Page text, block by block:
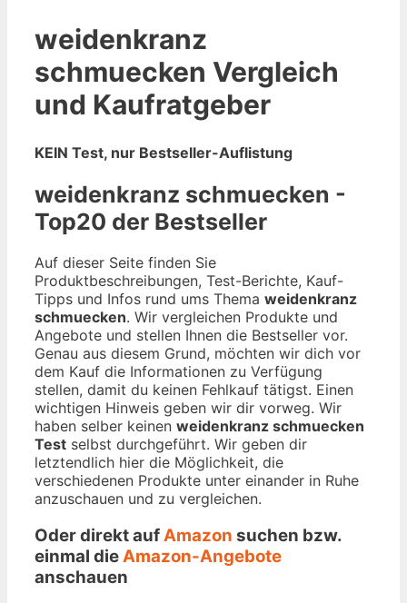
weidenkranz
schmuecken Vergleich
und Kaufratgeber
KEIN Test, nur Bestseller-Auflistung
weidenkranz schmuecken -
Top20 der Bestseller
Auf dieser Seite finden Sie
Produktbeschreibungen, Test-Berichte, Kauf-
Tipps und Infos rund ums Thema weidenkranz
schmuecken. Wir vergleichen Produkte und
Angebote und stellen Ihnen die Bestseller vor.
Genau aus diesem Grund, möchten wir dich vor
dem Kauf die Informationen zu Verfügung
stellen, damit du keinen Fehlkauf tätigst. Einen
wichtigen Hinweis geben wir dir vorweg. Wir
haben selber keinen weidenkranz schmuecken
Test selbst durchgeführt. Wir geben dir
letztendlich hier die Möglichkeit, die
verschiedenen Produkte unter einander in Ruhe
anzuschauen und zu vergleichen.
Oder direkt aufAmazon suchen bzw.
einmal dieAmazon-Angebote
anschauen